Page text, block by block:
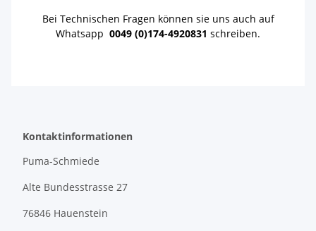
Bei Technischen Fragen können sie uns auch auf
Whatsapp 0049 (0)174-4920831 schreiben.
Kontaktinformationen
Puma-Schmiede
Alte Bundesstrasse 27
76846 Hauenstein